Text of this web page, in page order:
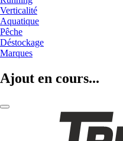
Verticalité
Aquatique
Pêche
Déstockage
Marques
Ajout en cours...